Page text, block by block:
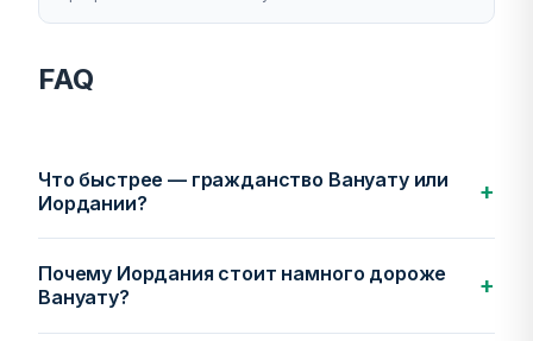
FAQ
Что быстрее — гражданство Вануату или
Иордании?
+
Почему Иордания стоит намного дороже
Вануату?
+